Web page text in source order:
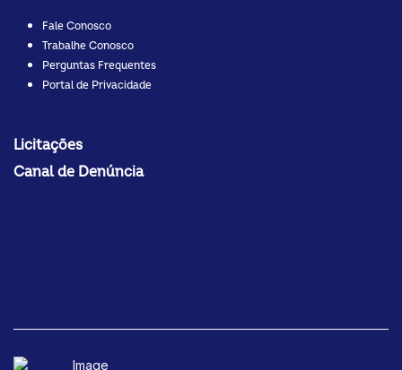
Fale Conosco
Trabalhe Conosco
Perguntas Frequentes
Portal de Privacidade
Licitações
Canal de Denúncia